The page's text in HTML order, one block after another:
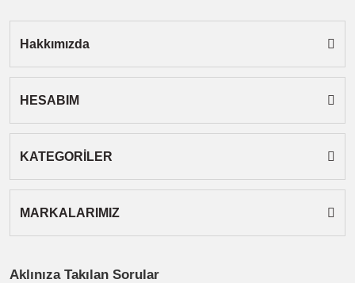
Gönder
Hakkımızda
HESABIM
KATEGORİLER
MARKALARIMIZ
Aklınıza Takılan Sorular